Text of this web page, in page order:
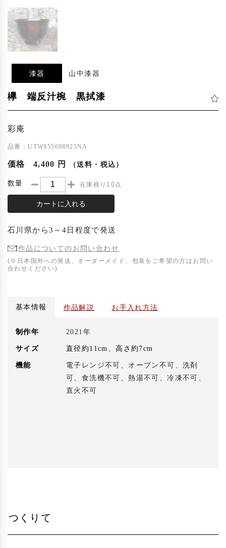
漆器 山中漆器
欅 端反汁椀 黒拭漆
彩庵
品番：UTW955698925NA
価格 4,400 円 （送料・税込）
数量 在庫残り10点
カートに入れる
石川県から3～4日程度で発送
作品についてのお問い合わせ
(※日本国外への発送、オーダーメイド、包装をご希望の方はお問い
合わせください)
基本情報 作品解説 お手入れ方法
制作年 2021年
サイズ 直径約11cm、高さ約7cm
機能
電子レンジ不可、オーブン不可、洗剤
可、食洗機不可、熱湯不可、冷凍不可、
直火不可
つくりて